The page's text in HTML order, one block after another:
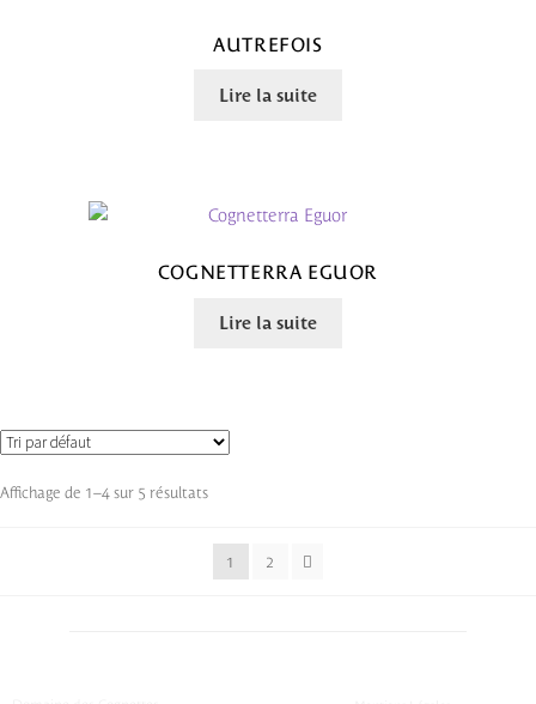
AUTREFOIS
Lire la suite
COGNETTERRA EGUOR
Lire la suite
Affichage de 1–4 sur 5 résultats
1 2